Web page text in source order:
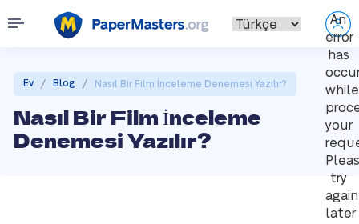
An
error
has
while
your
try
again
later
Ev / Blog / Nasıl Bir Film İnceleme Denemesi Yazılır?
Nasıl Bir Film İnceleme
Denemesi Yazılır?